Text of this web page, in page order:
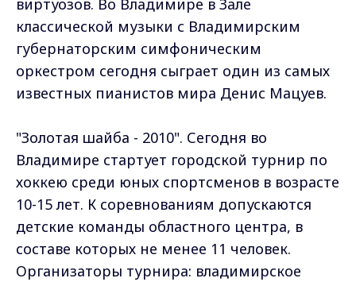
классической музыки с Владимирским
губернаторским симфоническим
оркестром сегодня сыграет один из самых
известных пианистов мира Денис Мацуев.
"Золотая шайба - 2010". Сегодня во
Владимире стартует городской турнир по
хоккею среди юных спортсменов в возрасте
10-15 лет. К соревнованиям допускаются
детские команды областного центра, в
составе которых не менее 11 человек.
Организаторы турнира: владимирское